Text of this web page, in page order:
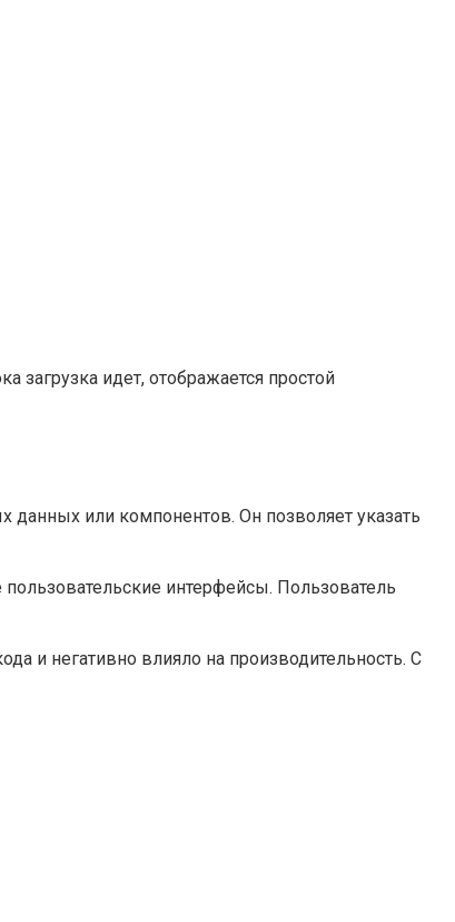
загрузка идет, отображается простой
данных или компонентов. Он позволяет указать
интерфейсы. Пользователь
и негативно влияло на производительность. С